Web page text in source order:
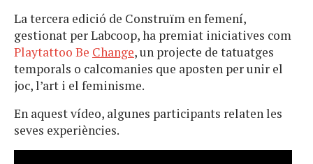
La tercera edició de Construïm en femení,
gestionat per Labcoop, ha premiat iniciatives com
Playtattoo Be Change, un projecte de tatuatges
temporals o calcomanies que aposten per unir el
joc, l’art i el feminisme.
En aquest vídeo, algunes participants relaten les
seves experiències.